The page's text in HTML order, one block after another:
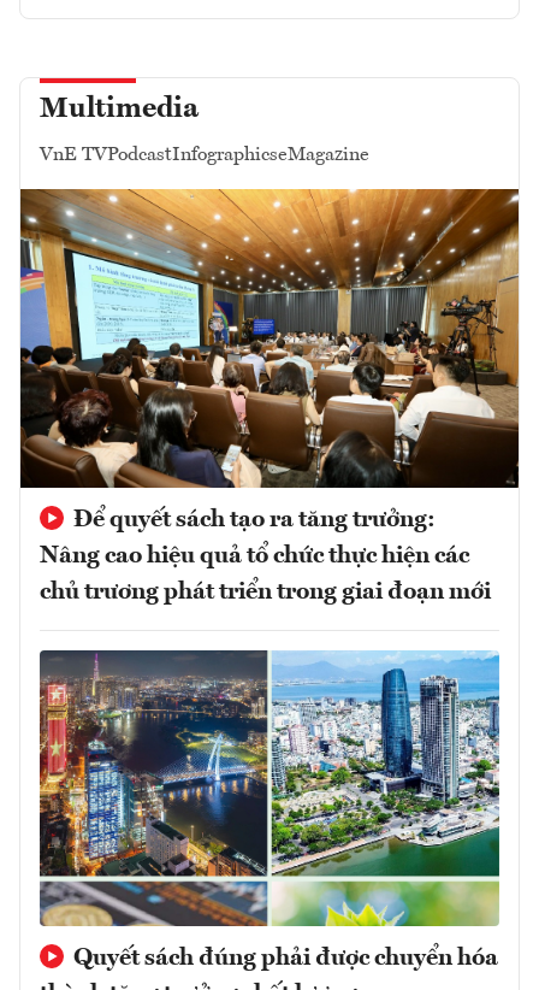
Multimedia
VnE TVPodcastInfographicseMagazine
Để quyết sách tạo ra tăng trưởng:
Nâng cao hiệu quả tổ chức thực hiện các
chủ trương phát triển trong giai đoạn mới
Quyết sách đúng phải được chuyển hóa